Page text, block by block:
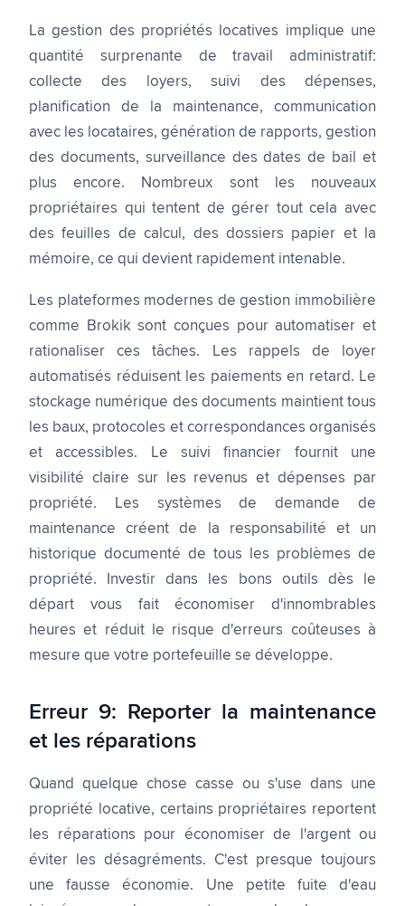
La gestion des propriétés locatives implique une
quantité surprenante de travail administratif:
collecte des loyers, suivi des dépenses,
planification de la maintenance, communication
avec les locataires, génération de rapports, gestion
des documents, surveillance des dates de bail et
plus encore. Nombreux sont les nouveaux
propriétaires qui tentent de gérer tout cela avec
des feuilles de calcul, des dossiers papier et la
mémoire, ce qui devient rapidement intenable.
Les plateformes modernes de gestion immobilière
comme Brokik sont conçues pour automatiser et
rationaliser ces tâches. Les rappels de loyer
automatisés réduisent les paiements en retard. Le
stockage numérique des documents maintient tous
les baux, protocoles et correspondances organisés
et accessibles. Le suivi financier fournit une
visibilité claire sur les revenus et dépenses par
propriété. Les systèmes de demande de
maintenance créent de la responsabilité et un
historique documenté de tous les problèmes de
propriété. Investir dans les bons outils dès le
départ vous fait économiser d'innombrables
heures et réduit le risque d'erreurs coûteuses à
mesure que votre portefeuille se développe.
Erreur 9: Reporter la maintenance
et les réparations
Quand quelque chose casse ou s'use dans une
propriété locative, certains propriétaires reportent
les réparations pour économiser de l'argent ou
éviter les désagréments. C'est presque toujours
une fausse économie. Une petite fuite d'eau